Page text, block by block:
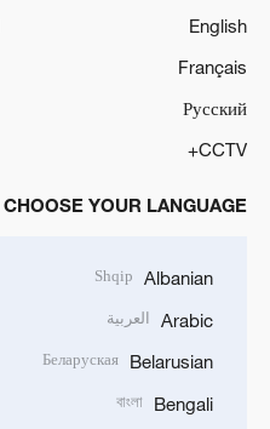
English
Français
Русский
CCTV+
CHOOSE YOUR LANGUAGE
Albanian
Shqip
Arabic العربية
Belarusian
Беларуская
Bengali
বাংলা